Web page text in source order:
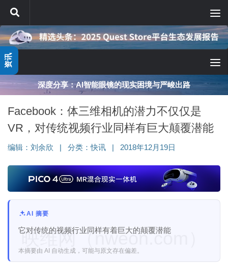
跳至内容
深度分享：AI智能眼镜的现实困境与严峻出路
Facebook：体三维相机的潜力不仅仅是
VR，对传统视频行业同样有巨大颠覆潜能
编辑： 刘余欣 分类：快讯 2018年12月19日
AI 摘要
它对传统的视频行业同样有着巨大的颠覆潜能
本摘要由 AI 自动生成，可能与原文存在偏差。
映维网（nweon.com）
资讯